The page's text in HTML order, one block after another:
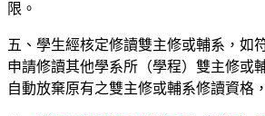
限。
五、學生經核定修讀雙主修或輔系，如
申請修讀其他學系所（學程）雙主修或
自動放棄原有之雙主修或輔系修讀資格